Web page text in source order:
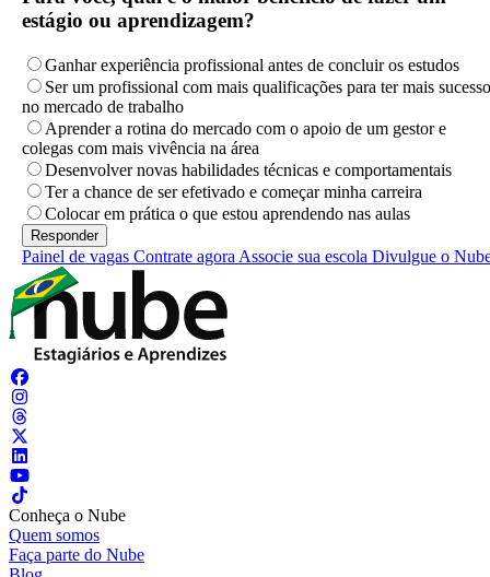
estágio ou aprendizagem?
Ganhar experiência profissional antes de concluir os estudos
Ser um profissional com mais qualificações para ter mais sucesso
no mercado de trabalho
Aprender a rotina do mercado com o apoio de um gestor e
colegas com mais vivência na área
Desenvolver novas habilidades técnicas e comportamentais
Ter a chance de ser efetivado e começar minha carreira
Colocar em prática o que estou aprendendo nas aulas
Painel de vagas Contrate agora Associe sua escola Divulgue o
Conheça o Nube
Quem somos
Faça parte do Nube